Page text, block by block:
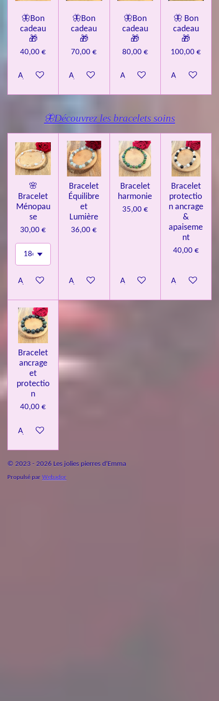
🦋Bon
cadeau
🎁
40,00 €
Ajouter au panier
🦋Bon
cadeau
🎁
70,00 €
Ajouter au panier
🦋Bon
cadeau
🎁
80,00 €
Ajouter au panier
🦋 Bon
cadeau
🎁
100,00 €
Ajouter au
🦋Découvrez les bracelets soins
🌸
Bracelet
Ménopau
se
30,00 €
Ajouter au panier
Bracelet
Équilibre
et
Lumière
36,00 €
Ajouter au panier
Bracelet
harmonie
35,00 €
Ajouter au panier
Bracelet
protectio
n ancrage
&
apaiseme
nt
40,00 €
Ajouter au
Bracelet
ancrage
et
protectio
n
40,00 €
Ajouter au panier
© 2023 - 2026 Les jolies pierres d'Emma
Propulsé par Webador